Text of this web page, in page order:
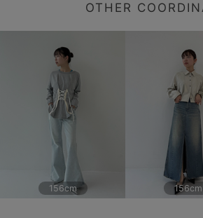
OTHER
156cm 156cm